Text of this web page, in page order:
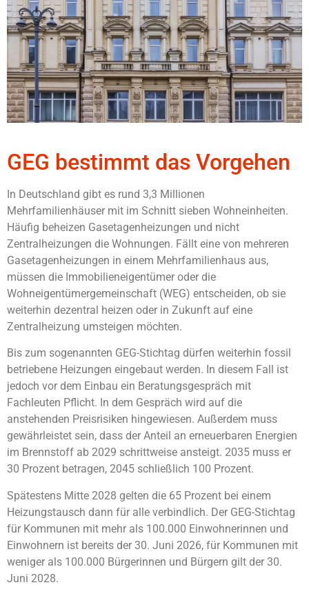
GEG bestimmt das Vorgehen
In Deutschland gibt es rund 3,3 Millionen
Mehrfamilienhäuser mit im Schnitt sieben Wohneinheiten.
Häufig beheizen Gasetagenheizungen und nicht
Zentralheizungen die Wohnungen. Fällt eine von mehreren
Gasetagenheizungen in einem Mehrfamilienhaus aus,
müssen die Immobilieneigentümer oder die
Wohneigentümergemeinschaft (WEG) entscheiden, ob sie
weiterhin dezentral heizen oder in Zukunft auf eine
Zentralheizung umsteigen möchten.
Bis zum sogenannten GEG-Stichtag dürfen weiterhin fossil
betriebene Heizungen eingebaut werden. In diesem Fall ist
jedoch vor dem Einbau ein Beratungsgespräch mit
Fachleuten Pflicht. In dem Gespräch wird auf die
anstehenden Preisrisiken hingewiesen. Außerdem muss
gewährleistet sein, dass der Anteil an erneuerbaren Energien
im Brennstoff ab 2029 schrittweise ansteigt. 2035 muss er
30 Prozent betragen, 2045 schließlich 100 Prozent.
Spätestens Mitte 2028 gelten die 65 Prozent bei einem
Heizungstausch dann für alle verbindlich. Der GEG-Stichtag
für Kommunen mit mehr als 100.000 Einwohnerinnen und
Einwohnern ist bereits der 30. Juni 2026, für Kommunen mit
weniger als 100.000 Bürgerinnen und Bürgern gilt der 30.
Juni 2028.